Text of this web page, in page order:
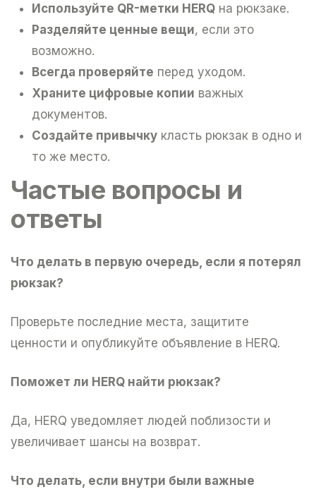
Используйте QR-метки HERQ на рюкзаке.
Разделяйте ценные вещи, если это
возможно.
Всегда проверяйте перед уходом.
Храните цифровые копии важных
документов.
Создайте привычку класть рюкзак в одно и
то же место.
Частые вопросы и
ответы
Что делать в первую очередь, если я потерял
рюкзак?
Проверьте последние места, защитите
ценности и опубликуйте объявление в HERQ.
Поможет ли HERQ найти рюкзак?
Да, HERQ уведомляет людей поблизости и
увеличивает шансы на возврат.
Что делать, если внутри были важные